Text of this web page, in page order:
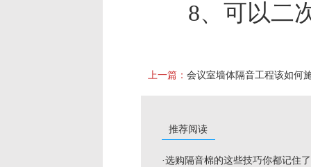
8、可以二次
上一篇： 会议室墙体隔音工程该如何
推荐阅读
·选购隔音棉的这些技巧你都记住